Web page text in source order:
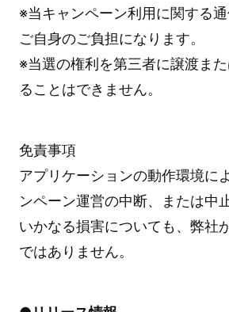
※当キャンペーン利用に関する
ご自身のご負担になります。
※当選の権利を第三者に譲渡ま
ることはできません。
免責事項
アプリケーションの動作環境に
ンペーン運営の中断、または中
いかなる損害についても、弊社
ではありません。